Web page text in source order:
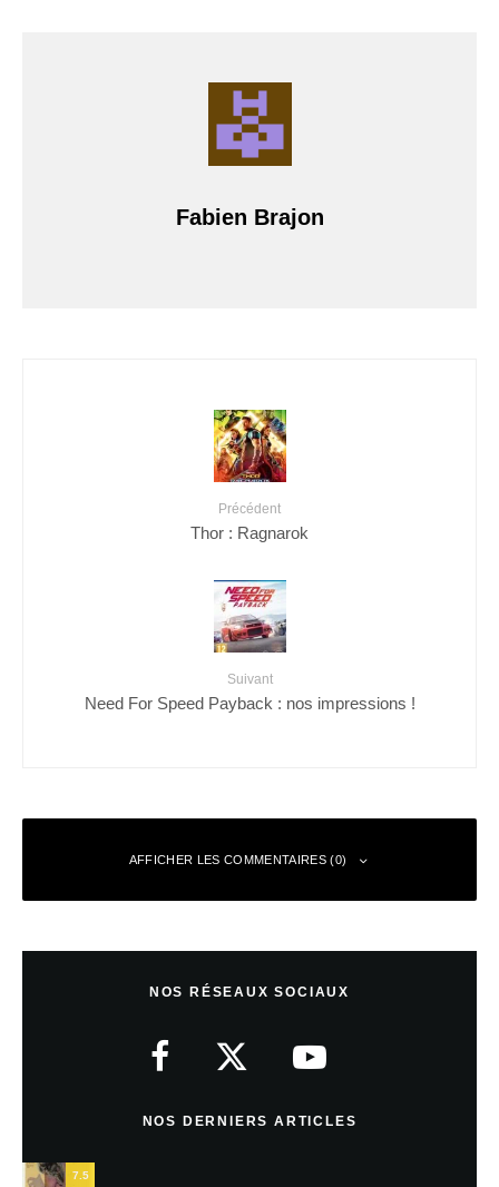
Fabien Brajon
Précédent
Thor : Ragnarok
Suivant
Need For Speed Payback : nos impressions !
AFFICHER LES COMMENTAIRES (0)
NOS RÉSEAUX SOCIAUX
NOS DERNIERS ARTICLES
7.5